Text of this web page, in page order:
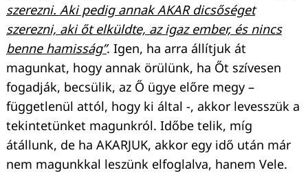
szerezni. Aki pedig annak AKAR dicsőséget
szerezni, aki őt elküldte, az igaz ember, és nincs
benne hamisság”. Igen, ha arra állítjuk át
magunkat, hogy annak örülünk, ha Őt szívesen
fogadják, becsülik, az Ő ügye előre megy –
függetlenül attól, hogy ki által -, akkor levesszük a
tekintetünket magunkról. Időbe telik, míg
átállunk, de ha AKARJUK, akkor egy idő után már
nem magunkkal leszünk elfoglalva, hanem Vele.